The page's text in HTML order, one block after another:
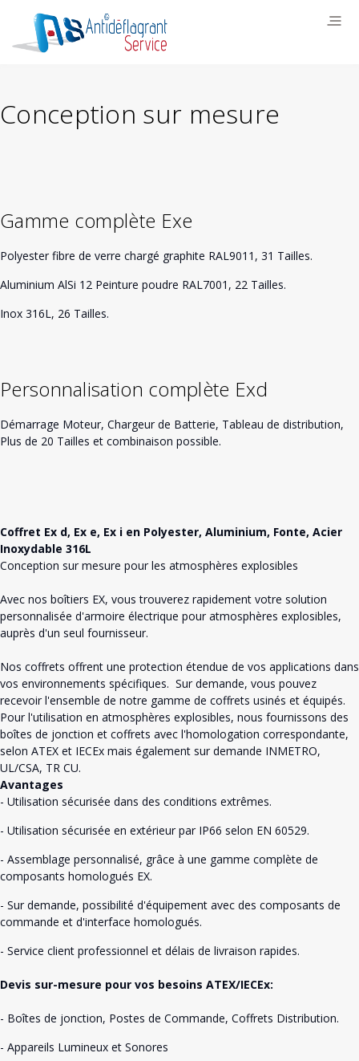
Conception sur mesure
Gamme complète Exe
Polyester fibre de verre chargé graphite RAL9011, 31 Tailles.
Aluminium AlSi 12 Peinture poudre RAL7001, 22 Tailles.
Inox 316L, 26 Tailles.
Personnalisation complète Exd
Démarrage Moteur, Chargeur de Batterie, Tableau de distribution,
Plus de 20 Tailles et combinaison possible.
Coffret Ex d, Ex e, Ex i en Polyester, Aluminium, Fonte, Acier
Inoxydable 316L
Conception sur mesure pour les atmosphères explosibles
Avec nos boîtiers EX, vous trouverez rapidement votre solution
personnalisée d'armoire électrique pour atmosphères explosibles,
auprès d'un seul fournisseur.
Nos coffrets offrent une protection étendue de vos applications dans
vos environnements spécifiques. Sur demande, vous pouvez
recevoir l'ensemble de notre gamme de coffrets usinés et équipés.
Pour l'utilisation en atmosphères explosibles, nous fournissons des
boîtes de jonction et coffrets avec l'homologation correspondante,
selon ATEX et IECEx mais également sur demande INMETRO,
UL/CSA, TR CU.
Avantages
- Utilisation sécurisée dans des conditions extrêmes.
- Utilisation sécurisée en extérieur par IP66 selon EN 60529.
- Assemblage personnalisé, grâce à une gamme complète de
composants homologués EX.
- Sur demande, possibilité d'équipement avec des composants de
commande et d'interface homologués.
- Service client professionnel et délais de livraison rapides.
Devis sur-mesure pour vos besoins ATEX/IECEx:
- Boîtes de jonction, Postes de Commande, Coffrets Distribution.
- Appareils Lumineux et Sonores